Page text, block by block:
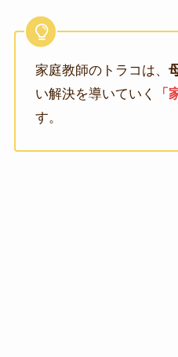
家庭教師のトラコは、
い解決を導いていく
「
す。